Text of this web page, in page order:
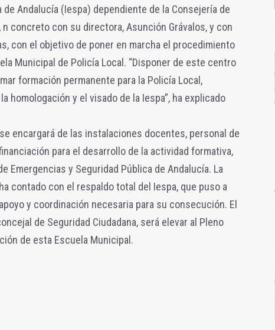
Andalucía (Iespa) dependiente de la Consejería de
concreto con su directora, Asunción Grávalos, y con
con el objetivo de poner en marcha el procedimiento
Municipal de Policía Local. “Disponer de este centro
formación permanente para la Policía Local,
homologación y el visado de la Iespa”, ha explicado
encargará de las instalaciones docentes, personal de
para el desarrollo de la actividad formativa,
Emergencias y Seguridad Pública de Andalucía. La
contado con el respaldo total del Iespa, que puso a
y coordinación necesaria para su consecución. El
de Seguridad Ciudadana, será elevar al Pleno
de esta Escuela Municipal.